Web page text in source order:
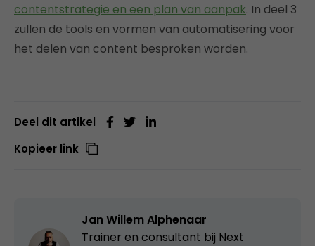
contentstrategie en een plan van aanpak. In deel 3
zullen de tools en vormen van automatisering voor
het delen van content besproken worden.
Deel dit artikel
Kopieer link
Jan Willem Alphenaar
Trainer en consultant bij Next